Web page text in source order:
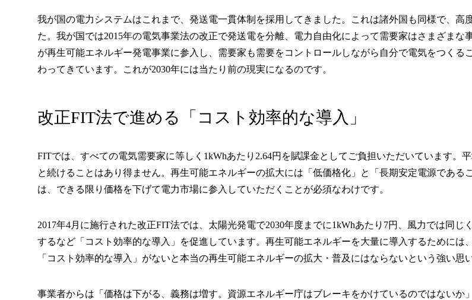
我が国の電力システムはこれまで、発送電一貫体制を採用してきました。これは諸外国も同様で、
た。我が国では2015年の電気事業法の改正で発送電を分離、電力自由化によって需要家はさまざま
が再生可能エネルギー発電事業に参入し、需要家も需要をコントロールしながら自分で電気をつく
わってきています。これが2030年には当たり前の現実になるのです。
改正FIT法で進める「コスト効率的な導入」
FITでは、すべての電気需要家に等しく1kWhあたり2.64円を賦課金としてご負担いただいています。
と続けることはあり得ません。再生可能エネルギーの拡大には「低価格化」と「長期安定電源であ
は、できる限り価格を下げて電力市場に参入していただくことが必須なわけです。
2017年4月に施行された改正FIT法では、太陽光発電で2030年度までに1kWhあたり7円、風力では同
するなど「コスト効率的な導入」を促進しています。再生可能エネルギーを大量に導入するためには
「コスト効率的な導入」がないと本当の再生可能エネルギーの拡大・普及にはならないという強い思
事業者からは「価格は下がる、義務は増す。資源エネルギー庁はブレーキをかけているのではない